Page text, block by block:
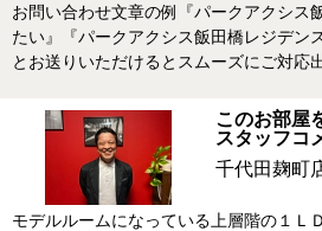
お問い合わせ文章の例『パークアクシ
たい』『パークアクシス飯田橋レジデン
とお送りいただけるとスムーズにご対応
このお部屋
スタッフコ
千代田麹
モデルルームになっている上層階の１Ｌ